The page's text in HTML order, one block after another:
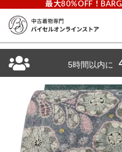
最大80%OFF！
5時間以内に